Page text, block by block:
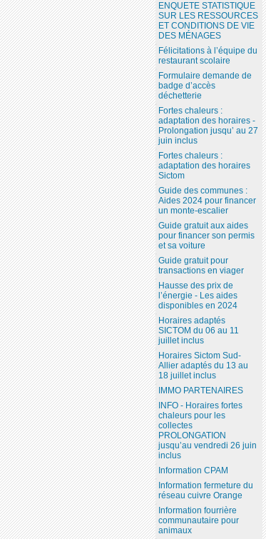
ENQUETE STATISTIQUE
SUR LES RESSOURCES
ET CONDITIONS DE VIE
DES MÉNAGES
Félicitations à l’équipe du
restaurant scolaire
Formulaire demande de
badge d’accès
déchetterie
Fortes chaleurs :
adaptation des horaires -
Prolongation jusqu’ au 27
juin inclus
Fortes chaleurs :
adaptation des horaires
Sictom
Guide des communes :
Aides 2024 pour financer
un monte-escalier
Guide gratuit aux aides
pour financer son permis
et sa voiture
Guide gratuit pour
transactions en viager
Hausse des prix de
l’énergie - Les aides
disponibles en 2024
Horaires adaptés
SICTOM du 06 au 11
juillet inclus
Horaires Sictom Sud-
Allier adaptés du 13 au
18 juillet inclus
IMMO PARTENAIRES
INFO - Horaires fortes
chaleurs pour les
collectes
PROLONGATION
jusqu’au vendredi 26 juin
inclus
Information CPAM
Information fermeture du
réseau cuivre Orange
Information fourrière
communautaire pour
animaux